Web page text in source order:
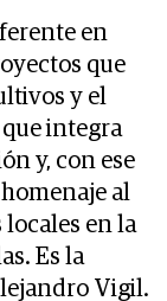
en
que
y el
integra
y, con ese
al
locales en la
Es la
Vigil.